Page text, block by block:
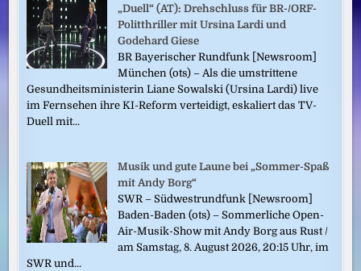
„Duell“ (AT): Drehschluss für BR-/ORF-
Politthriller mit Ursina Lardi und
Godehard Giese
BR Bayerischer Rundfunk [Newsroom]
München (ots) – Als die umstrittene
Gesundheitsministerin Liane Sowalski (Ursina Lardi) live
im Fernsehen ihre KI-Reform verteidigt, eskaliert das TV-
Duell mit...
Musik und gute Laune bei „Sommer-Spaß
mit Andy Borg“
SWR – Südwestrundfunk [Newsroom]
Baden-Baden (ots) – Sommerliche Open-
Air-Musik-Show mit Andy Borg aus Rust /
am Samstag, 8. August 2026, 20:15 Uhr, im
SWR und...